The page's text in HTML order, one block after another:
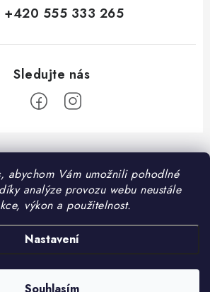
abychom Vám umožnili pohodlné
analýze provozu webu neustále
výkon a použitelnost.
Nastavení
+420 555 333 265
DomaciMazel.cz. Všechna práva vyhrazena.